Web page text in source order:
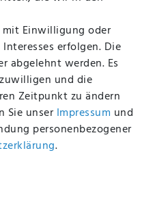
MIT
Einwilligung oder
erfolgen. Die
abgelehnt werden. Es
und die
Zeitpunkt zu ändern
Sie unser Impressum und
personenbezogener
.